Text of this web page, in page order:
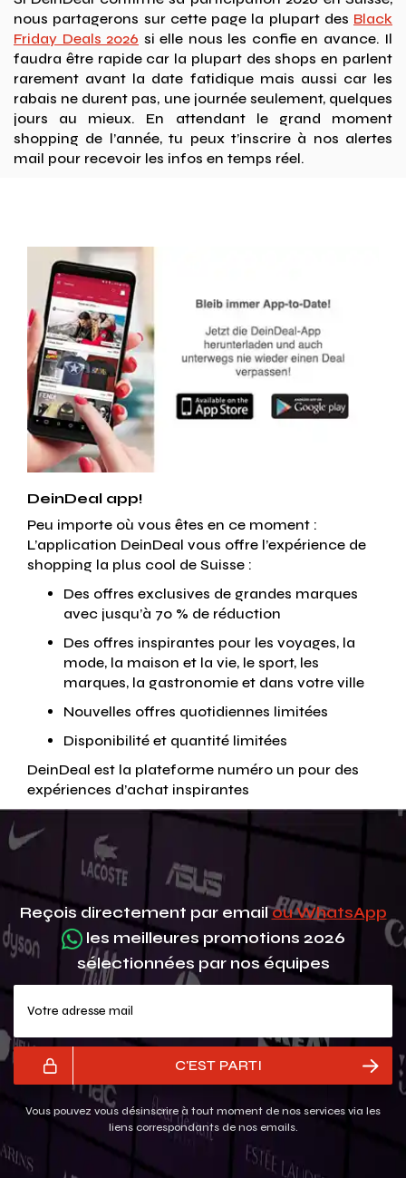
nous partagerons sur cette page la plupart des Black
Friday Deals 2026 si elle nous les confie en avance. Il
faudra être rapide car la plupart des shops en parlent
rarement avant la date fatidique mais aussi car les
rabais ne durent pas, une journée seulement, quelques
jours au mieux. En attendant le grand moment
shopping de l’année, tu peux t’inscrire à nos alertes
mail pour recevoir les infos en temps réel.
DeinDeal app!
Peu importe où vous êtes en ce moment :
L’application DeinDeal vous offre l’expérience de
shopping la plus cool de Suisse :
Des offres exclusives de grandes marques
avec jusqu’à 70 % de réduction
Des offres inspirantes pour les voyages, la
mode, la maison et la vie, le sport, les
marques, la gastronomie et dans votre ville
Nouvelles offres quotidiennes limitées
Disponibilité et quantité limitées
DeinDeal est la plateforme numéro un pour des
expériences d’achat inspirantes
Reçois directement par emailou WhatsApp
les meilleures promotions 2026
sélectionnées par nos équipes
C'EST PARTI
Vous pouvez vous désinscrire à tout moment de nos services via les
liens correspondants de nos emails.